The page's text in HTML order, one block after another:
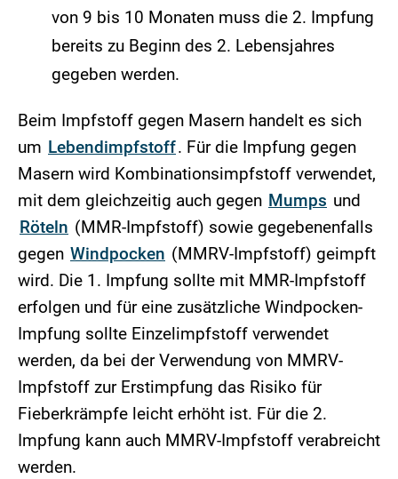
von 9 bis 10 Monaten muss die 2. Impfung
bereits zu Beginn des 2. Lebensjahres
gegeben werden.
Beim Impfstoff gegen Masern handelt es sich
um Lebendimpfstoff. Für die Impfung gegen
Masern wird Kombinationsimpfstoff verwendet,
mit dem gleichzeitig auch gegen Mumps und
Röteln (MMR-Impfstoff) sowie gegebenenfalls
gegen Windpocken (MMRV-Impfstoff) geimpft
wird. Die 1. Impfung sollte mit MMR-Impfstoff
erfolgen und für eine zusätzliche Windpocken-
Impfung sollte Einzelimpfstoff verwendet
werden, da bei der Verwendung von MMRV-
Impfstoff zur Erstimpfung das Risiko für
Fieberkrämpfe leicht erhöht ist. Für die 2.
Impfung kann auch MMRV-Impfstoff verabreicht
werden.